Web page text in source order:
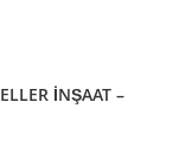
İNŞAAT –